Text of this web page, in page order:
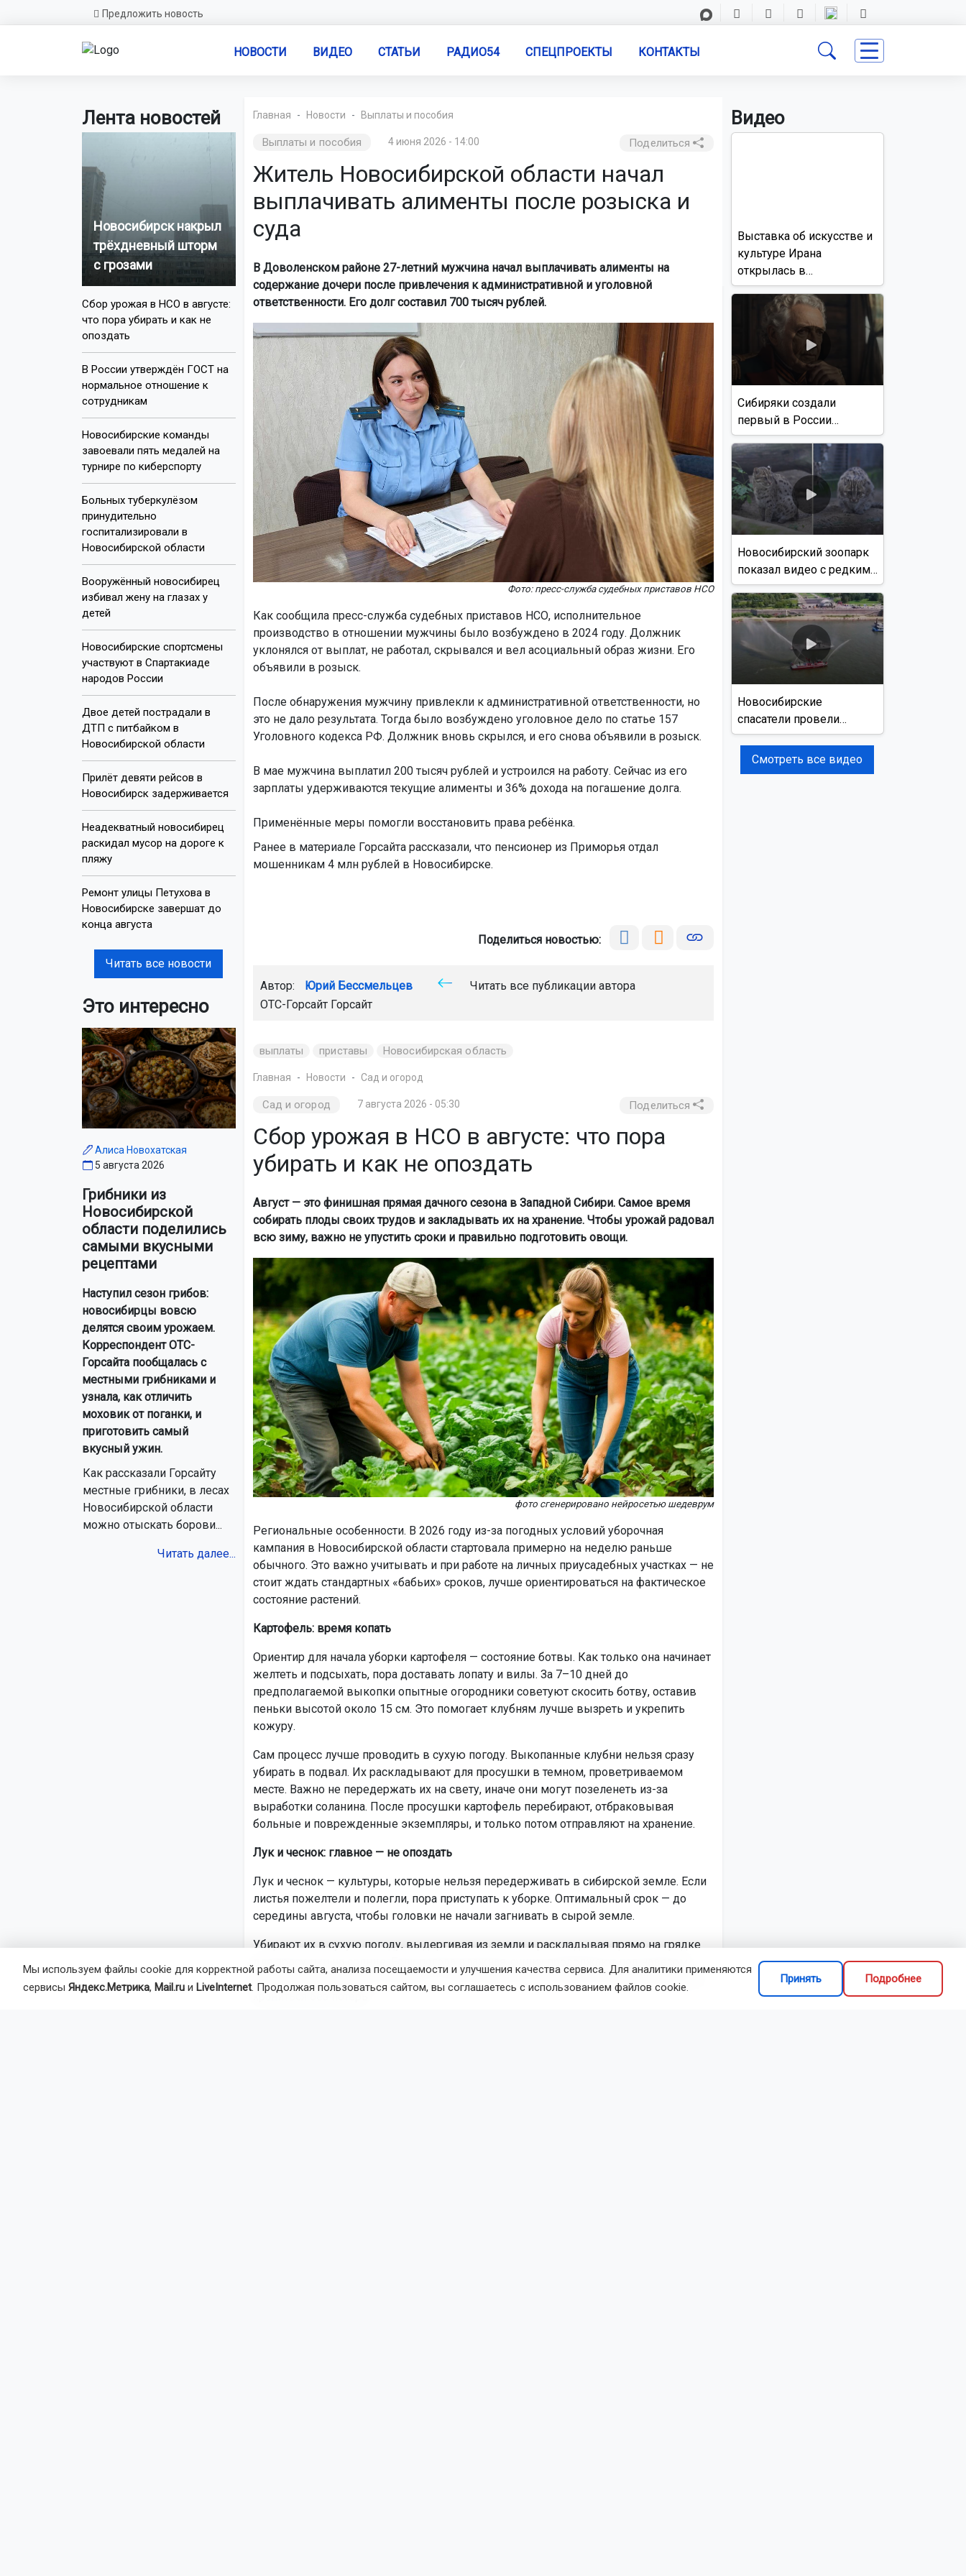
Предложить новость
НОВОСТИ ВИДЕО СТАТЬИ РАДИО54 СПЕЦПРОЕКТЫ КОНТАКТЫ
Лента новостей
Новосибирск накрыл
трёхдневный шторм
с грозами
Сбор урожая в НСО в августе:
что пора убирать и как не
опоздать
В России утверждён ГОСТ на
нормальное отношение к
сотрудникам
Новосибирские команды
завоевали пять медалей на
турнире по киберспорту
Больных туберкулёзом
принудительно
госпитализировали в
Новосибирской области
Вооружённый новосибирец
избивал жену на глазах у
детей
Новосибирские спортсмены
участвуют в Спартакиаде
народов России
Двое детей пострадали в
ДТП с питбайком в
Новосибирской области
Прилёт девяти рейсов в
Новосибирск задерживается
Неадекватный новосибирец
раскидал мусор на дороге к
пляжу
Ремонт улицы Петухова в
Новосибирске завершат до
конца августа
Читать все новости
Это интересно
Алиса Новохатская
5 августа 2026
Грибники из
Новосибирской
области поделились
самыми вкусными
рецептами
Наступил сезон грибов:
новосибирцы вовсю
делятся своим урожаем.
Корреспондент ОТС-
Горсайта пообщалась с
местными грибниками и
узнала, как отличить
моховик от поганки, и
приготовить самый
вкусный ужин.
Как рассказали Горсайту
местные грибники, в лесах
Новосибирской области
можно отыскать борови...
Читать далее...
Главная Новости Выплаты и пособия
Выплаты и пособия 4 июня 2026 - 14:00 Поделиться
Житель Новосибирской области начал
выплачивать алименты после розыска и
суда
В Доволенском районе 27-летний мужчина начал выплачивать алименты на
содержание дочери после привлечения к административной и уголовной
ответственности. Его долг составил 700 тысяч рублей.
Фото: пресс-служба судебных приставов НСО
Как сообщила пресс-служба судебных приставов НСО, исполнительное
производство в отношении мужчины было возбуждено в 2024 году. Должник
уклонялся от выплат, не работал, скрывался и вел асоциальный образ жизни. Его
объявили в розыск.
После обнаружения мужчину привлекли к административной ответственности, но
это не дало результата. Тогда было возбуждено уголовное дело по статье 157
Уголовного кодекса РФ. Должник вновь скрылся, и его снова объявили в розыск.
В мае мужчина выплатил 200 тысяч рублей и устроился на работу. Сейчас из его
зарплаты удерживаются текущие алименты и 36% дохода на погашение долга.
Применённые меры помогли восстановить права ребёнка.
Ранее в материале Горсайта рассказали, что пенсионер из Приморья отдал
мошенникам 4 млн рублей в Новосибирске.
Поделиться новостью:
Автор: Юрий Бессмельцев
Читать все публикации автора
ОТС-Горсайт Горсайт
выплаты приставы Новосибирская область
Главная Новости Сад и огород
Сад и огород 7 августа 2026 - 05:30 Поделиться
Сбор урожая в НСО в августе: что пора
убирать и как не опоздать
Август — это финишная прямая дачного сезона в Западной Сибири. Самое время
собирать плоды своих трудов и закладывать их на хранение. Чтобы урожай радовал
всю зиму, важно не упустить сроки и правильно подготовить овощи.
фото сгенерировано нейросетью шедеврум
Региональные особенности. В 2026 году из-за погодных условий уборочная
кампания в Новосибирской области стартовала примерно на неделю раньше
обычного. Это важно учитывать и при работе на личных приусадебных участках — не
стоит ждать стандартных «бабьих» сроков, лучше ориентироваться на фактическое
состояние растений.
Картофель: время копать
Ориентир для начала уборки картофеля — состояние ботвы. Как только она начинает
желтеть и подсыхать, пора доставать лопату и вилы. За 7–10 дней до
предполагаемой выкопки опытные огородники советуют скосить ботву, оставив
пеньки высотой около 15 см. Это помогает клубням лучше вызреть и укрепить
кожуру.
Сам процесс лучше проводить в сухую погоду. Выкопанные клубни нельзя сразу
убирать в подвал. Их раскладывают для просушки в темном, проветриваемом
месте. Важно не передержать их на свету, иначе они могут позеленеть из-за
выработки соланина. После просушки картофель перебирают, отбраковывая
больные и поврежденные экземпляры, и только потом отправляют на хранение.
Лук и чеснок: главное — не опоздать
Лук и чеснок — культуры, которые нельзя передерживать в сибирской земле. Если
листья пожелтели и полегли, пора приступать к уборке. Оптимальный срок — до
середины августа, чтобы головки не начали загнивать в сырой земле.
Убирают их в сухую погоду, выдергивая из земли и раскладывая прямо на грядке
для просушки на солнце. Если погода влажная, сушку продолжают под навесом.
Хорошо просушенные луковицы с сухой шейкой и плотными чешуями будут долго
храниться без потерь.
Видео
Выставка об искусстве и
культуре Ирана
открылась в
Новосибирске
Сибиряки создали
первый в России
документальный фильм
с использованием ИИ
Новосибирский зоопарк
показал видео с редким
виверровым котом
Новосибирские
спасатели провели
учения на реке Обь
Смотреть все видео
Мы используем файлы cookie для корректной работы сайта, анализа посещаемости и улучшения качества сервиса. Для аналитики применяются
сервисы Яндекс.Метрика, Mail.ru и LiveInternet. Продолжая пользоваться сайтом, вы соглашаетесь с использованием файлов cookie.
Принять Подробнее